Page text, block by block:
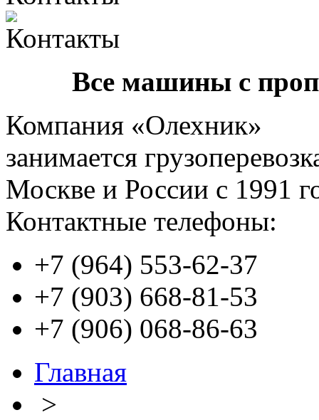
Все машины с
Компания «Олехник»
занимается
Москве и России с 1991
Контактные телефоны:
+7 (964) 553-62-37
+7 (903) 668-81-53
+7 (906) 068-86-63
Главная
>